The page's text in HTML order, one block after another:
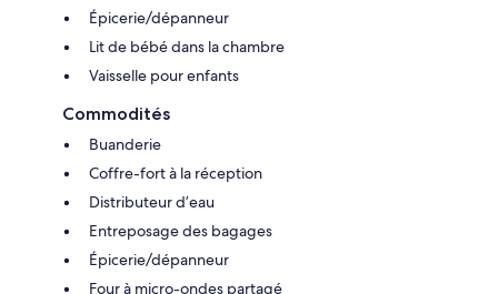
Épicerie/dépanneur
Lit de bébé dans la chambre
Vaisselle pour enfants
Commodités
Buanderie
Coffre-fort à la réception
Distributeur d’eau
Entreposage des bagages
Épicerie/dépanneur
Four à micro-ondes partagé